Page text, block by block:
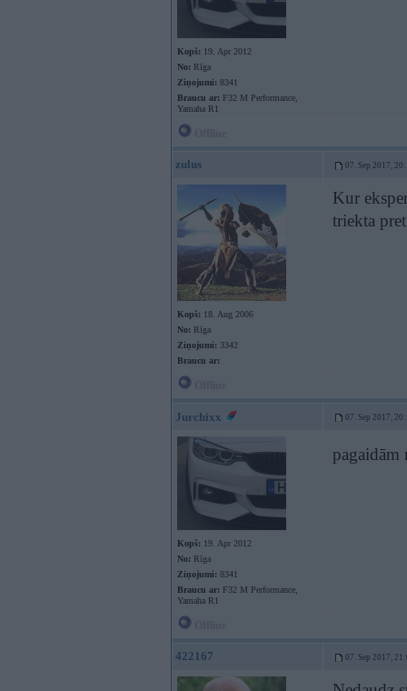
Kopš: 19. Apr 2012
No: Rīga
Ziņojumi: 8341
Braucu ar: F32 M Performance,
Yamaha R1
zulus 07. Sep 2017,
Kopš: 18. Aug 2006
No: Rīga
Ziņojumi: 3342
Braucu ar:
Kur
triekta
Jurchixx 07. Sep 2017,
Kopš: 19. Apr 2012
No: Rīga
Ziņojumi: 8341
Braucu ar: F32 M Performance,
Yamaha R1
422167 07. Sep 2017,